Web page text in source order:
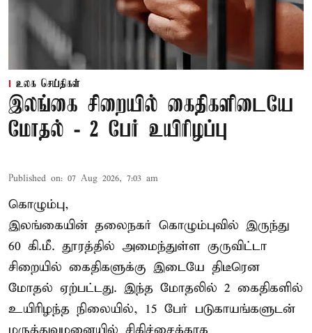
உலக செய்திகள்
இலங்கை சிறையில் கைதிகளிடையே
மோதல் - 2 பேர் உயிரிழப்பு
Published on: 07 Aug 2026, 7:03 am
கொழும்பு,
இலங்கையின் தலைநகர் கொழும்புவில் இருந்து
60 கி.மீ. தூரத்தில் அமைந்துள்ள குருவிட்டா
சிறையில் கைதிகளுக்கு இடையே திடீரென
மோதல் ஏற்பட்டது. இந்த மோதலில் 2 கைதிகளில்
உயிரிழந்த நிலையில், 15 பேர் படுகாயங்களுடன்
மருத்துவமனையில் சிகிச்சைக்காக